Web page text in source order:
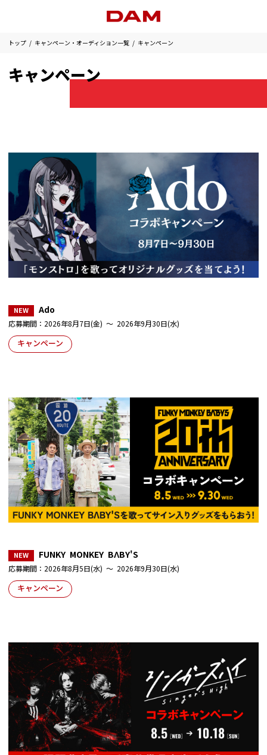
トップ キャンペーン・オーディション一覧 キャンペーン
キャンペーン
Ado
応募期間：2026年8月7日(金) ～ 2026年9月30日(水)
キャンペーン
FUNKY MONKEY BΛBY'S
応募期間：2026年8月5日(水) ～ 2026年9月30日(水)
キャンペーン